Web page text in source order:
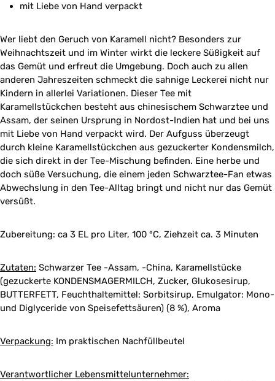
mit Liebe von Hand verpackt
Wer liebt den Geruch von Karamell nicht? Besonders zur
Weihnachtszeit und im Winter wirkt die leckere Süßigkeit auf
das Gemüt und erfreut die Umgebung. Doch auch zu allen
anderen Jahreszeiten schmeckt die sahnige Leckerei nicht nur
Kindern in allerlei Variationen. Dieser Tee mit
Karamellstückchen besteht aus chinesischem Schwarztee und
Assam, der seinen Ursprung in Nordost-Indien hat und bei uns
mit Liebe von Hand verpackt wird. Der Aufguss überzeugt
durch kleine Karamellstückchen aus gezuckerter Kondensmilch,
die sich direkt in der Tee-Mischung befinden. Eine herbe und
doch süße Versuchung, die einem jeden Schwarztee-Fan etwas
Abwechslung in den Tee-Alltag bringt und nicht nur das Gemüt
versüßt.
Zubereitung: ca 3 EL pro Liter, 100 °C, Ziehzeit ca. 3 Minuten
Zutaten: Schwarzer Tee -Assam, -China, Karamellstücke
(gezuckerte KONDENSMAGERMILCH, Zucker, Glukosesirup,
BUTTERFETT, Feuchthaltemittel: Sorbitsirup, Emulgator: Mono-
und Diglyceride von Speisefettsäuren) (8 %), Aroma
Verpackung: Im praktischen Nachfüllbeutel
Verantwortlicher Lebensmittelunternehmer: